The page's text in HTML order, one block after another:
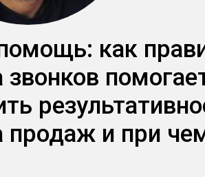
как
звонков
продаж и при